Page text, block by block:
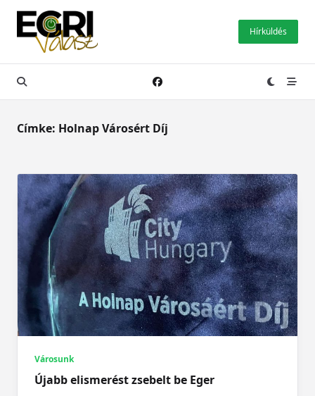
Skip
content
Hírküldés
Címke: Holnap Városért Díj
Városunk
Újabb elismerést zsebelt be Eger